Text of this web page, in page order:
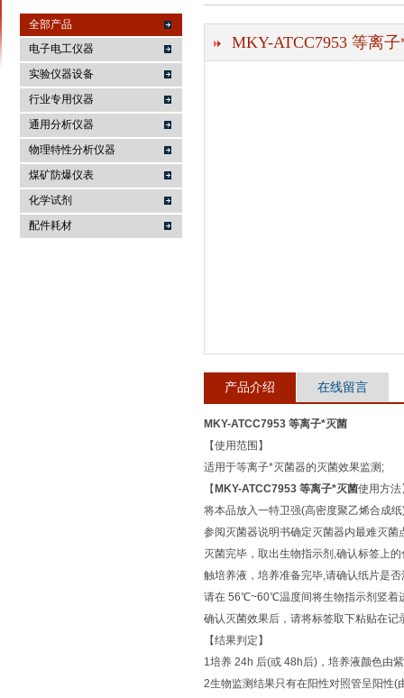
麦科仪（北京）科技有限公司
全部产品
电子电工仪器
实验仪器设备
行业专用仪器
通用分析仪器
物理特性分析仪器
煤矿防爆仪表
化学试剂
配件耗材
MKY-ATCC7953 等离
产品介绍 在线留言
MKY-ATCC7953 等离子*灭菌
【使用范围】
适用于等离子*灭菌器的灭菌效果监测;
【 MKY-ATCC7953 等离子*灭菌使用方法
将本品放入一特卫强(高密度聚乙烯合成
参阅灭菌器说明书确定灭菌器内最难灭
灭菌完毕，取出生物指示剂,确认标签上
触培养液，培养准备完毕,请确认纸片是
请在 56℃~60℃温度间将生物指示剂竖着
确认灭菌效果后，请将标签取下粘贴在记
【结果判定】
1培养 24h 后(或 48h后)，培养液颜色由
2生物监测结果只有在阳性对照管呈阳性(